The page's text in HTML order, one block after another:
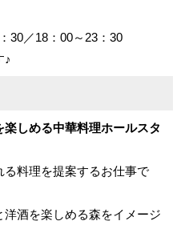
30／18：00～23：30
♪
しめる中華料理ホールスタ
料理を提案するお仕事で
洋酒を楽しめる森をイメージ